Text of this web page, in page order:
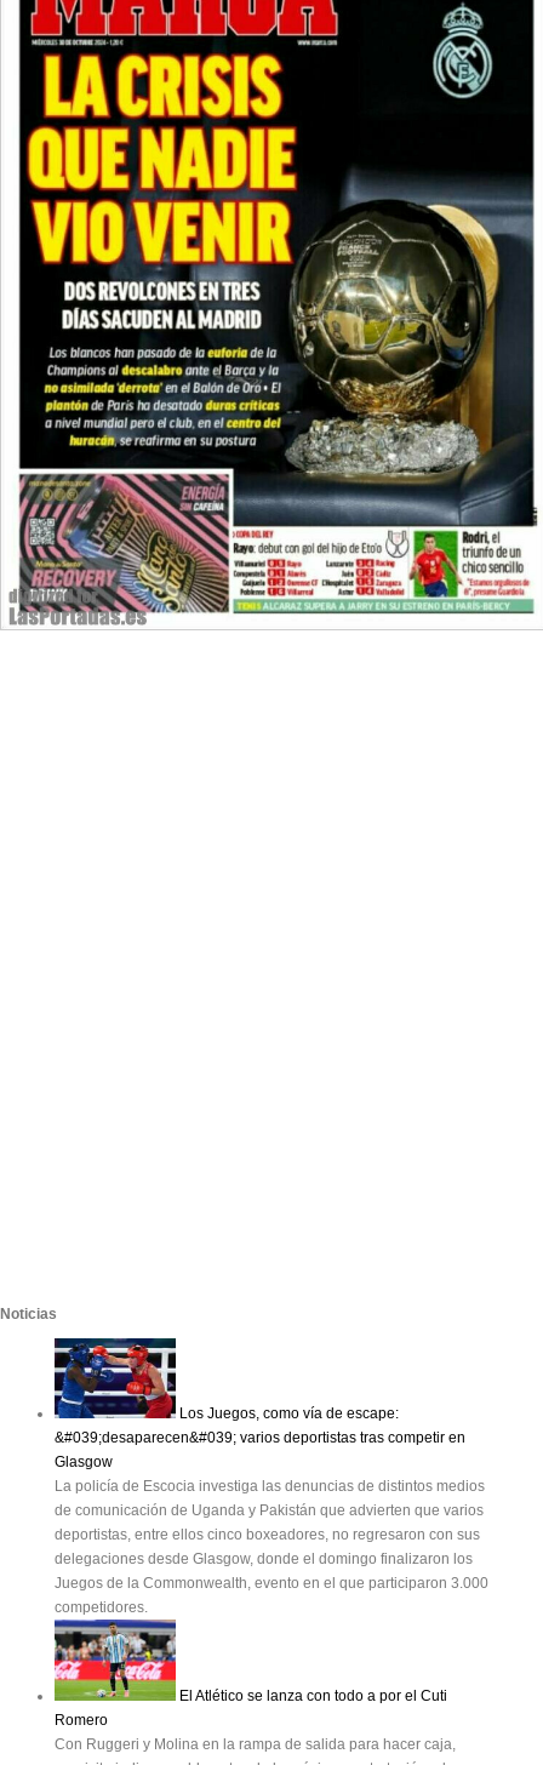
Noticias
Los Juegos, como vía de escape:
&#039;desaparecen&#039; varios deportistas tras competir en
Glasgow
La policía de Escocia investiga las denuncias de distintos medios
de comunicación de Uganda y Pakistán que advierten que varios
deportistas, entre ellos cinco boxeadores, no regresaron con sus
delegaciones desde Glasgow, donde el domingo finalizaron los
Juegos de la Commonwealth, evento en el que participaron 3.000
competidores.
El Atlético se lanza con todo a por el Cuti
Romero
Con Ruggeri y Molina en la rampa de salida para hacer caja,